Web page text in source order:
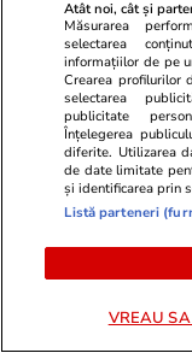
datele
afectate, spune
sunt mutate
Știri România
Răspunsul
cine are
Atât noi, cât și
Măsurarea
selectarea
informațiilor de pe
Crearea profilurilor
selectarea
publicitate
Înțelegerea
diferite. Utilizarea
de date limitate
și identificarea prin
Listă parteneri
VREAU